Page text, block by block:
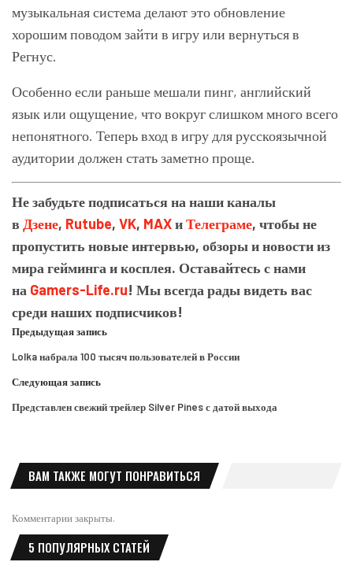
музыкальная система делают это обновление
хорошим поводом зайти в игру или вернуться в
Регнус.
Особенно если раньше мешали пинг, английский
язык или ощущение, что вокруг слишком много всего
непонятного. Теперь вход в игру для русскоязычной
аудитории должен стать заметно проще.
Не забудьте подписаться на наши каналы
в Дзене, Rutube, VK, MAXиТелеграме, чтобы не
пропустить новые интервью, обзоры и новости из
мира гейминга и косплея. Оставайтесь с нами
на Gamers-Life.ru! Мы всегда рады видеть вас
среди наших подписчиков!
Предыдущая запись
Lolka набрала 100 тысяч пользователей в России
Следующая запись
Представлен свежий трейлер Silver Pines с датой выхода
ВАМ ТАКЖЕ МОГУТ ПОНРАВИТЬСЯ
Комментарии закрыты.
5 ПОПУЛЯРНЫХ СТАТЕЙ